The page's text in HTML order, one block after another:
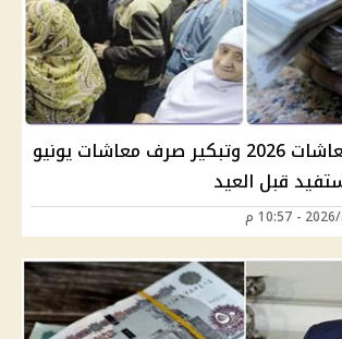
موعد زيادة المعاشات 2026 وتبكير صرف معاشات يونيو